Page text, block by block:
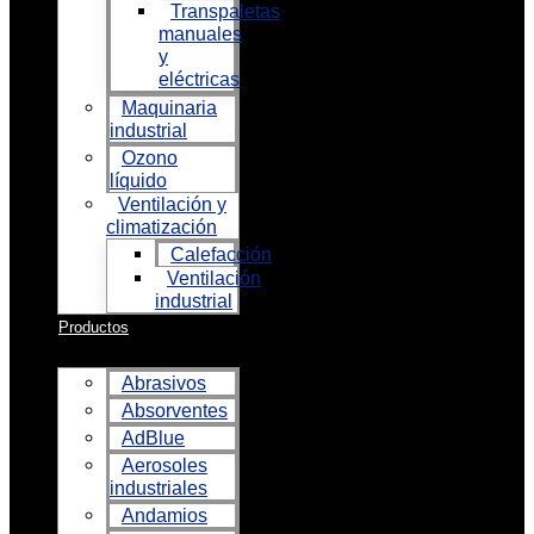
Transpaletas
manuales
y
eléctricas
Maquinaria
industrial
Ozono
líquido
Ventilación y
climatización
Calefacción
Ventilación
industrial
Productos
Abrasivos
Absorventes
AdBlue
Aerosoles
industriales
Andamios